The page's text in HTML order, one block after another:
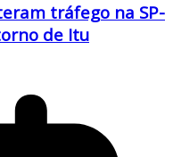
tráfego na SP-
de Itu